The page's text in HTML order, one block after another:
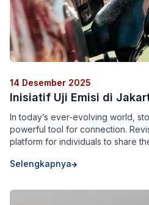
14 Desember 2025
Inisiatif Uji Emisi di
In today’s ever-evolving world,
powerful tool for connection.
platform for individuals to share
Selengkapnya